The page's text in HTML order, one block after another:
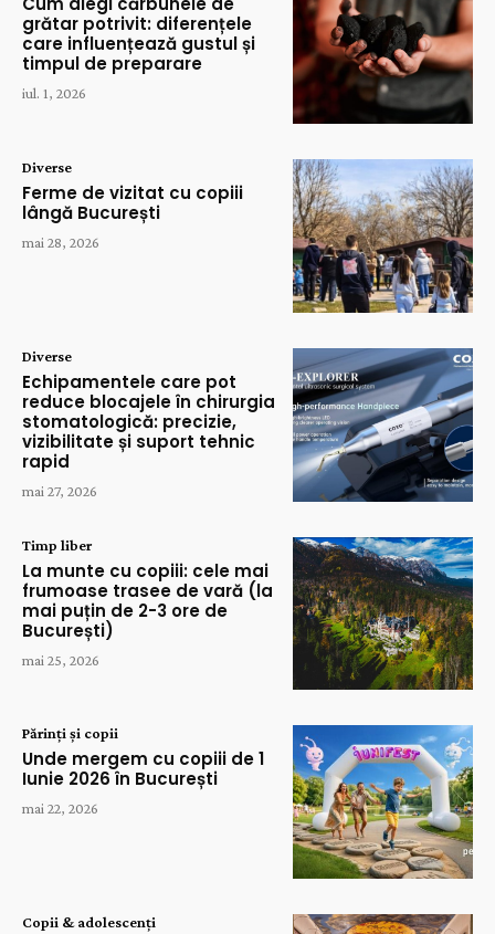
grătar potrivit: diferențele
care influențează gustul și
timpul de preparare
iul. 1, 2026
Diverse
Ferme de vizitat cu copiii
lângă București
mai 28, 2026
Diverse
Echipamentele care pot
reduce blocajele în chirurgia
stomatologică: precizie,
vizibilitate și suport tehnic
rapid
mai 27, 2026
Timp liber
La munte cu copiii: cele mai
frumoase trasee de vară (la
mai puțin de 2-3 ore de
București)
mai 25, 2026
Părinți și copii
Unde mergem cu copiii de 1
Iunie 2026 în București
mai 22, 2026
Copii & adolescenți